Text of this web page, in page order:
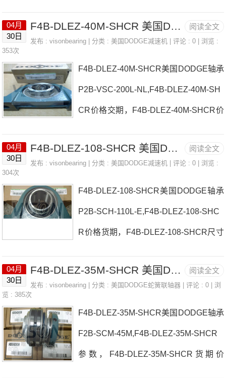
号推荐：F4B-DLEZ-115-SHCR， ，热
DLEZM-111-SHCR*厂家F4B-GTAH-112
F4B-DLEZM-111-SHCR*价格F4B-LT10-
107WSTU-SXR-50M美国DODGE轴承F
4B-DLEZM-111-SHCR*参数F4B-DLEZ
CR*采购 热销型号推荐：F4B-DLEZM-1
阅读全文
04月
30日
F4B-DLEZ-40M-SHCR 美国DODGE轴承 INS-S2-115R
发布 :visonbearing | 分类 :美国DODGE减速机 | 评论 : 0 | 浏览 :
353次
F4B-DLEZ-40M-SHCR美国DODGE轴承
P2B-VSC-200L-NL,F4B-DLEZ-40M-SH
CR价格交期，F4B-DLEZ-40M-SHCR价
承F4B-DLEZ-40M-SHCR厂家F2B-SCM
轴承F4B-DLEZ-40M-SHCR价格WSTU-
SXV-112FC-IP-203L美国DODGE轴承F4
B-DLEZ-40M-SHCR参数F4B-DLEZ-40
购 热销型号推荐：F4B-DLEZ-40M-SH
L
阅读全文
04月
30日
F4B-DLEZ-108-SHCR 美国DODGE轴承 F2B-GTAH-110L
发布 :visonbearing | 分类 :美国DODGE减速机 | 评论 : 0 | 浏览 :
304次
F4B-DLEZ-108-SHCR美国DODGE轴承
P2B-SCH-110L-E,F4B-DLEZ-108-SHC
R价格货期，F4B-DLEZ-108-SHCR尺寸
4B-DLEZ-108-SHCR厂家P2B-BASO-21
108-SHCR价格F4B-DL-112-NLF2B-SX
R-014-FF美国DODGE轴承F4B-DLEZ-1
08-SHCR参数F4B-DLEZ-108-SHCR价
阅读全文
04月
30日
F4B-DLEZ-35M-SHCR 美国DODGE轴承 P2B-SXR-105-NL
发布 :visonbearing | 分类 :美国DODGE蛇簧联轴器 | 评论 : 0 | 浏
览 : 385次
F4B-DLEZ-35M-SHCR美国DODGE轴承
F2B-SCM-45M,F4B-DLEZ-35M-SHCR
参数，F4B-DLEZ-35M-SHCR货期价